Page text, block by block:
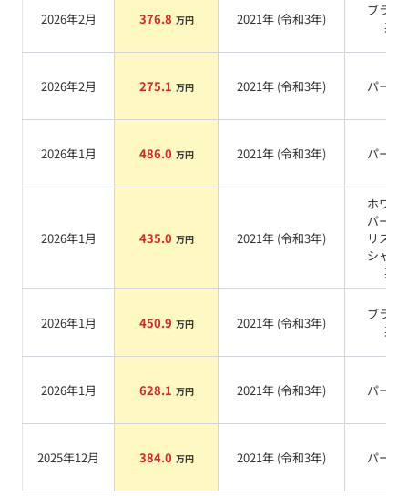
2026年2月 376.8 万円 2021年 (令和3年)
ブラッ
系
2026年2月 275.1 万円 2021年 (令和3年) パール
2026年1月 486.0 万円 2021年 (令和3年) パール
2026年1月 435.0 万円 2021年 (令和3年)
ホワイ
パール
リスタ
シャイ
系
2026年1月 450.9 万円 2021年 (令和3年)
ブラッ
系
2026年1月 628.1 万円 2021年 (令和3年) パール
2025年12月 384.0 万円 2021年 (令和3年) パール